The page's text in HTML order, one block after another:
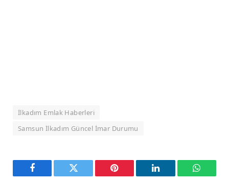
İlkadım Emlak Haberleri
Samsun İlkadım Güncel İmar Durumu
Facebook Twitter Pinterest LinkedIn